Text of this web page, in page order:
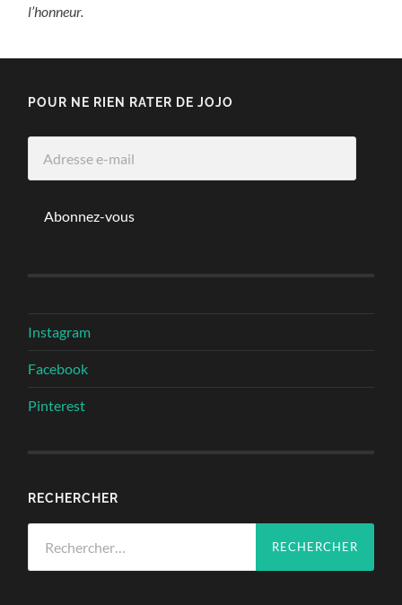
l’honneur.
POUR NE RIEN RATER DE JOJO
Abonnez-vous
Instagram
Facebook
Pinterest
RECHERCHER